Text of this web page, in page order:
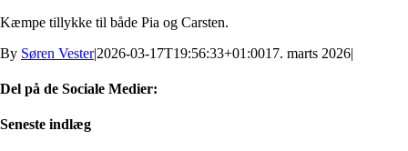
Kæmpe tillykke til både Pia og Carsten.
By Søren Vester|2026-03-17T19:56:33+01:0017. marts 2026|
Del på de Sociale Medier:
Facebook
X
LinkedIn
Pinterest
E-
Seneste indlæg